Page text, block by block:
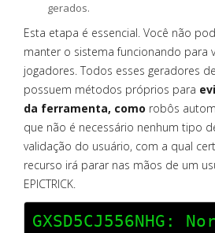
gerados.
Esta etapa é essencial. Você não
manter o sistema funcionando para
jogadores. Todos esses geradores
possuem métodos próprios para
da ferramenta, como robôs
que não é necessário nenhum tipo
validação do usuário, com a qual
recurso irá parar nas mãos de um
EPICTRICK.
GXSD5CJ556NHG: